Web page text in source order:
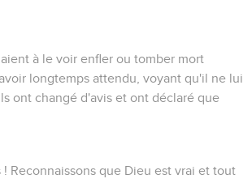
à le voir enfler ou tomber mort
longtemps attendu, voyant qu'il ne lui
ont changé d'avis et ont déclaré que
! Reconnaissons que Dieu est vrai et tout